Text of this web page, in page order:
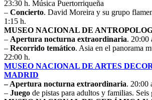
23:30 h. Música Puertorriqueña
– Concierto. David Moreira y su grupo
1:15 h.
MUSEO NACIONAL DE
– Apertura nocturna extraordinaria. 20:00
– Recorrido temático. Asia en el panorama
22:00 h.
MUSEO NACIONAL DE ARTES
MADRID
– Apertura nocturna extraordinaria. 20:00
– Juego de pistas para adultos y familias. Seis